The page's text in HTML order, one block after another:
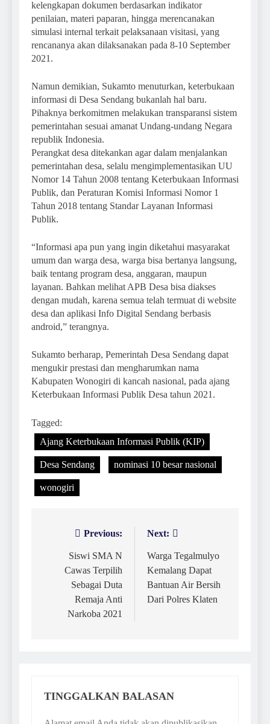
kelengkapan dokumen berdasarkan indikator
penilaian, materi paparan, hingga merencanakan
simulasi internal terkait pelaksanaan visitasi, yang
rencananya akan dilaksanakan pada 8-10 September
2021.
Namun demikian, Sukamto menuturkan, keterbukaan
informasi di Desa Sendang bukanlah hal baru.
Pihaknya berkomitmen melakukan transparansi sistem
pemerintahan sesuai amanat Undang-undang Negara
republik Indonesia.
Perangkat desa ditekankan agar dalam menjalankan
pemerintahan desa, selalu mengimplementasikan UU
Nomor 14 Tahun 2008 tentang Keterbukaan Informasi
Publik, dan Peraturan Komisi Informasi Nomor 1
Tahun 2018 tentang Standar Layanan Informasi
Publik.
“Informasi apa pun yang ingin diketahui masyarakat
umum dan warga desa, warga bisa bertanya langsung,
baik tentang program desa, anggaran, maupun
layanan. Bahkan melihat APB Desa bisa diakses
dengan mudah, karena semua telah termuat di website
desa dan aplikasi Info Digital Sendang berbasis
android,” terangnya.
Sukamto berharap, Pemerintah Desa Sendang dapat
mengukir prestasi dan mengharumkan nama
Kabupaten Wonogiri di kancah nasional, pada ajang
Keterbukaan Informasi Publik Desa tahun 2021.
Tagged:
Ajang Keterbukaan Informasi Publik (KIP)
Desa Sendang nominasi 10 besar nasional
wonogiri
NavigasiPrevious:
Siswi SMA N
Cawas Terpilih
Sebagai Duta
Remaja Anti
Narkoba 2021
Next:
Warga Tegalmulyo
Kemalang Dapat
Bantuan Air Bersih
Dari Polres Klaten
TINGGALKAN BALASAN